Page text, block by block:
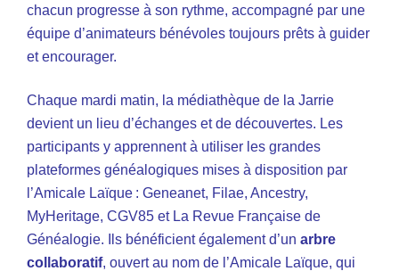
chacun progresse à son rythme, accompagné par une
équipe d’animateurs bénévoles toujours prêts à guider
et encourager.
Chaque mardi matin, la médiathèque de la Jarrie
devient un lieu d’échanges et de découvertes. Les
participants y apprennent à utiliser les grandes
plateformes généalogiques mises à disposition par
l’Amicale Laïque : Geneanet, Filae, Ancestry,
MyHeritage, CGV85 et La Revue Française de
Généalogie. Ils bénéficient également d’un arbre
collaboratif, ouvert au nom de l’Amicale Laïque, qui